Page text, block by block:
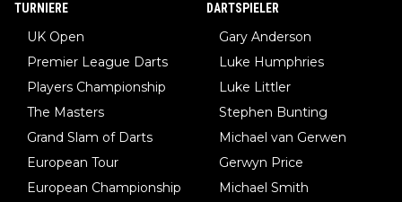
TURNIERE
UK Open
Premier League Darts
Players Championship
The Masters
Grand Slam of Darts
European Tour
European Championship
DARTSPIELER
Gary Anderson
Luke Humphries
Luke Littler
Stephen Bunting
Michael van Gerwen
Gerwyn Price
Michael Smith